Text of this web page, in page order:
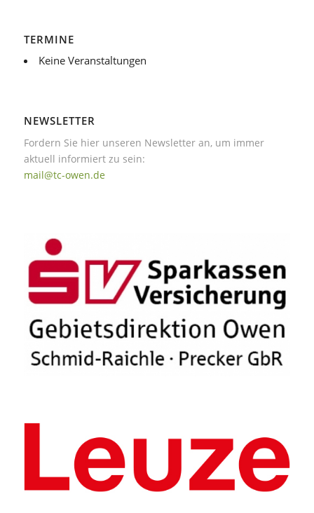
TERMINE
Keine Veranstaltungen
NEWSLETTER
Fordern Sie hier unseren Newsletter an, um immer
aktuell informiert zu sein:
mail@tc-owen.de